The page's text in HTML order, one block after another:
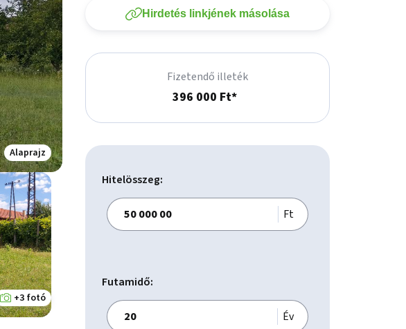
Alaprajz
+3 fotó
Hirdetés linkjének másolása
Fizetendő illeték
396 000 Ft*
Hitelösszeg:
Ft
Futamidő:
Év